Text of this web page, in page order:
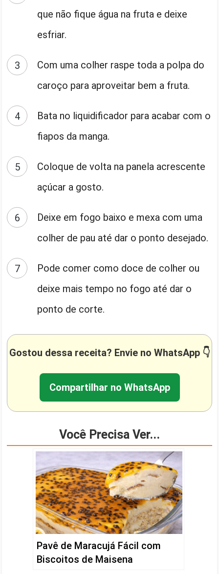
que não fique água na fruta e deixe
esfriar.
Com uma colher raspe toda a polpa do
caroço para aproveitar bem a fruta.
Bata no liquidificador para acabar com o
fiapos da manga.
Coloque de volta na panela acrescente
açúcar a gosto.
Deixe em fogo baixo e mexa com uma
colher de pau até dar o ponto desejado.
Pode comer como doce de colher ou
deixe mais tempo no fogo até dar o
ponto de corte.
Gostou dessa receita? Envie no WhatsApp 👇
Compartilhar no WhatsApp
Você Precisa Ver...
Pavê de Maracujá Fácil com
Biscoitos de Maisena